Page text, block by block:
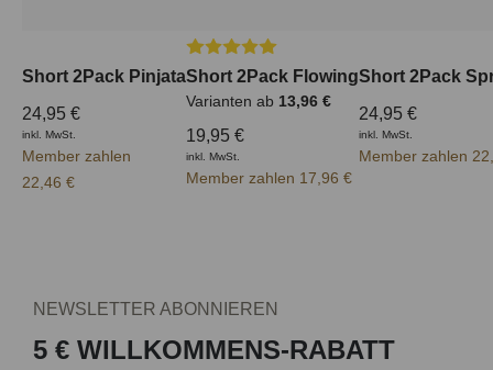
Short 2Pack Pinjata
24,95 €
inkl. MwSt.
Member zahlen
22,46 €
Durchschnittliche Bewertung von 5
Short 2Pack Flowing
Varianten ab 13,96 €
19,95 €
inkl. MwSt.
Member zahlen 17,96 €
Short 2Pack
24,95 €
inkl. MwSt.
Member zahlen
NEWSLETTER ABONNIEREN
5 € WILLKOMMENS-RABATT